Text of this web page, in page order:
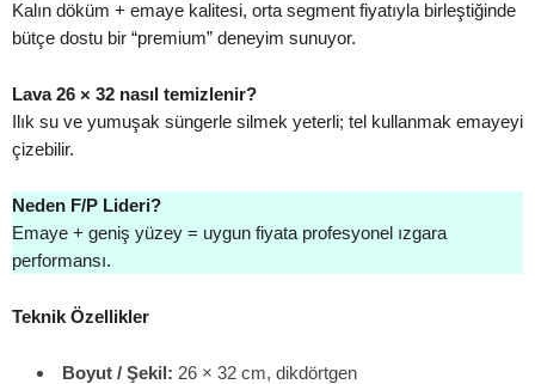
Kalın döküm + emaye kalitesi, orta segment fiyatıyla birleştiğinde
bütçe dostu bir “premium” deneyim sunuyor.
Lava 26 × 32 nasıl temizlenir?
Ilık su ve yumuşak süngerle silmek yeterli; tel kullanmak emayeyi
çizebilir.
Neden F/P Lideri?
Emaye + geniş yüzey = uygun fiyata profesyonel ızgara
performansı.
Teknik Özellikler
Boyut / Şekil: 26 × 32 cm, dikdörtgen